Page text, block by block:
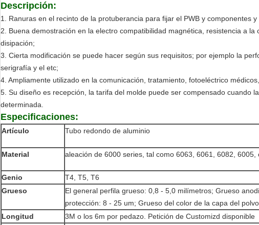
Descripción:
1. Ranuras en el recinto de la protuberancia para fijar el PWB y componentes y
2. Buena demostración en la electro compatibilidad magnética, resistencia a la
disipación;
3. Cierta modificación se puede hacer según sus requisitos; por ejemplo la
serigrafía y el etc;
4. Ampliamente utilizado en la comunicación, tratamiento, fotoeléctrico
5. Su diseño es recepción, la tarifa del molde puede ser compensado cuando
determinada.
Especificaciones:
Artículo Tubo redondo de aluminio
Material aleación de 6000 series, tal como 6063, 6061, 6082, 6005,
Genio
T4, T5, T6
Grueso
El general perfila grueso: 0,8 - 5,0 milímetros; Grueso
protección: 8 - 25 um; Grueso del color de la capa del
Longitud
3M o los 6m por pedazo. Petición de Customizd disponible